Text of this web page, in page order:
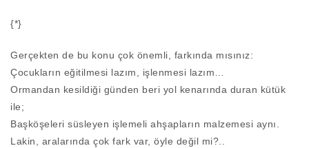
{*}
Gerçekten de bu konu çok önemli, farkında mısınız:
Çocukların eğitilmesi lazım, işlenmesi lazım…
Ormandan kesildiği günden beri yol kenarında duran kütük
ile;
Başköşeleri süsleyen işlemeli ahşapların malzemesi aynı.
Lakin, aralarında çok fark var, öyle değil mi?..